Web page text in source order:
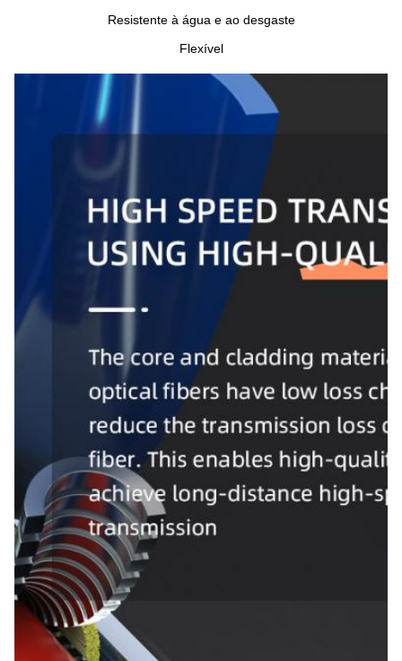
Resistente à água e ao desgaste
Flexível